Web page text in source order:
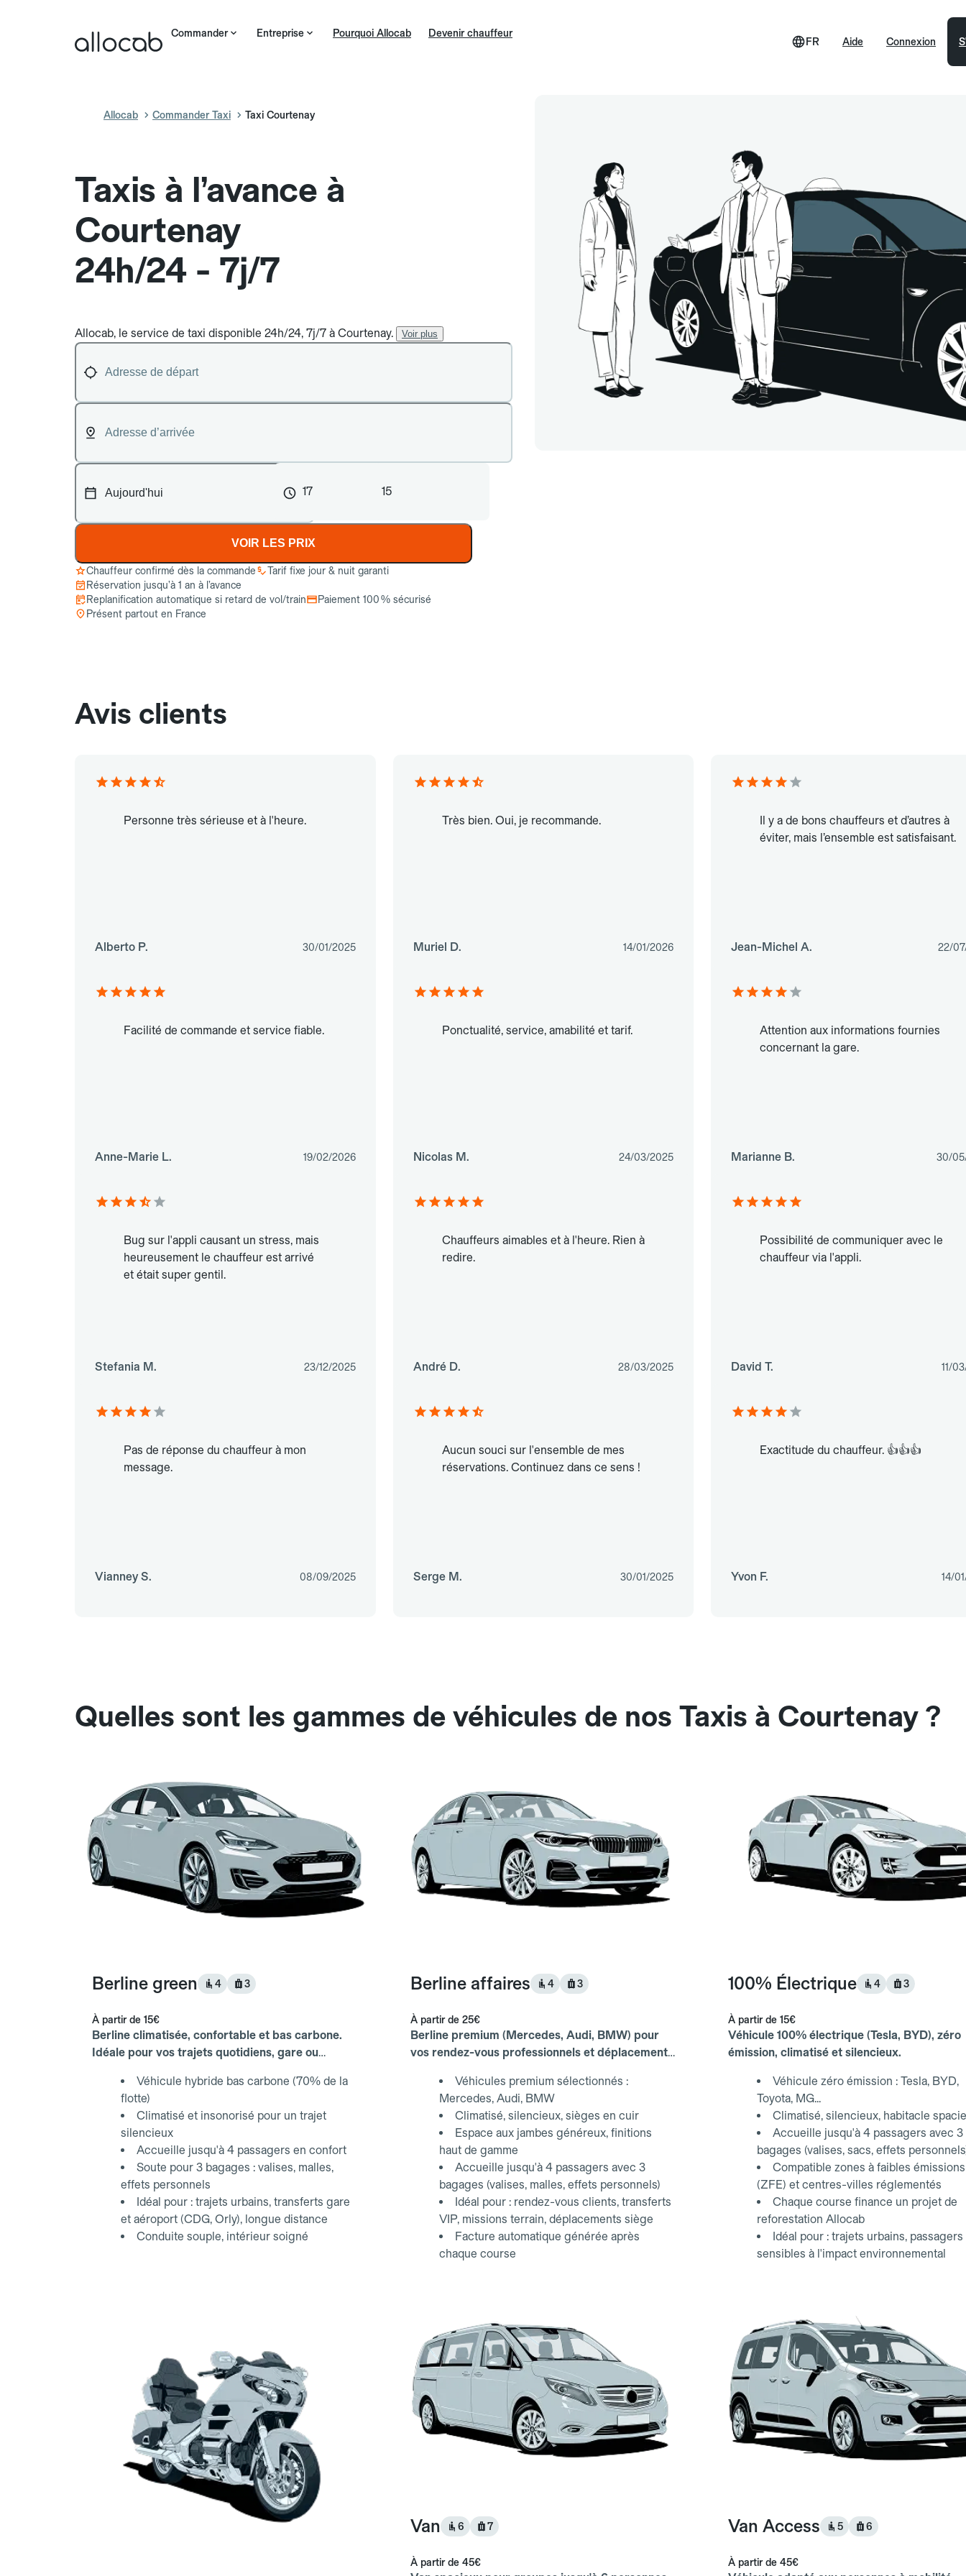
Commander Entreprise Pourquoi Allocab Devenir chauffeur
Aide
FR Connexion
Allocab Commander Taxi Taxi Courtenay
Taxis à l’avance à
Courtenay
24h/24 - 7j/7
Allocab, le service de taxi disponible 24h/24, 7j/7 à Courtenay. Voir plus
17 15
VOIR LES PRIX
Chauffeur confirmé dès la commande
Tarif fixe jour & nuit garanti
Réservation jusqu’à 1 an à l’avance
Replanification automatique si retard de vol/train
Paiement 100 % sécurisé
Présent partout en France
Avis clients
Personne très sérieuse et à l'heure.
Alberto P. 30/01/2025
Très bien. Oui, je recommande.
Muriel D. 14/01/2026
Il y a de bons chauffeurs et d’autres à
éviter, mais l’ensemble est satisfaisant.
Jean-Michel A. 22/
Facilité de commande et service fiable.
Anne-Marie L. 19/02/2026
Ponctualité, service, amabilité et tarif.
Nicolas M. 24/03/2025
Attention aux informations fournies
concernant la gare.
Marianne B. 30/
Bug sur l'appli causant un stress, mais
heureusement le chauffeur est arrivé
et était super gentil.
Stefania M. 23/12/2025
Chauffeurs aimables et à l'heure. Rien à
redire.
André D. 28/03/2025
Possibilité de communiquer avec le
chauffeur via l'appli.
David T. 11/
Pas de réponse du chauffeur à mon
message.
Vianney S. 08/09/2025
Aucun souci sur l'ensemble de mes
réservations. Continuez dans ce sens !
Serge M. 30/01/2025
Exactitude du chauffeur. 👍👍👍
Yvon F. 14/
Quelles sont les gammes de véhicules de nos Taxis à Courtenay ?
Berline green 4 3
À partir de 15€
Berline climatisée, confortable et bas carbone.
Idéale pour vos trajets quotidiens, gare ou
Véhicule hybride bas carbone (70% de la
flotte)
Climatisé et insonorisé pour un trajet
silencieux
Accueille jusqu'à 4 passagers en confort
Soute pour 3 bagages : valises, malles,
effets personnels
Idéal pour : trajets urbains, transferts gare
et aéroport (CDG, Orly), longue distance
Conduite souple, intérieur soigné
Berline affaires 4 3
À partir de 25€
Berline premium (Mercedes, Audi, BMW) pour
vos rendez-vous professionnels et déplacements
Véhicules premium sélectionnés :
Mercedes, Audi, BMW
Climatisé, silencieux, sièges en cuir
Espace aux jambes généreux, finitions
haut de gamme
Accueille jusqu'à 4 passagers avec 3
bagages (valises, malles, effets personnels)
Idéal pour : rendez-vous clients, transferts
VIP, missions terrain, déplacements siège
Facture automatique générée après
chaque course
100% Électrique 4 3
À partir de 15€
Véhicule 100% électrique (Tesla, BYD), zéro
émission, climatisé et silencieux.
Véhicule zéro émission : Tesla, BYD,
Toyota, MG...
Climatisé, silencieux, habitacle
Accueille jusqu'à 4 passagers avec 3
bagages (valises, sacs, effets
Compatible zones à faibles émissions
(ZFE) et centres-villes réglementés
Chaque course finance un projet de
reforestation Allocab
Idéal pour : trajets urbains, passagers
sensibles à l'impact environnemental
Van 6 7
À partir de 45€
Van Access 5 6
À partir de 45€